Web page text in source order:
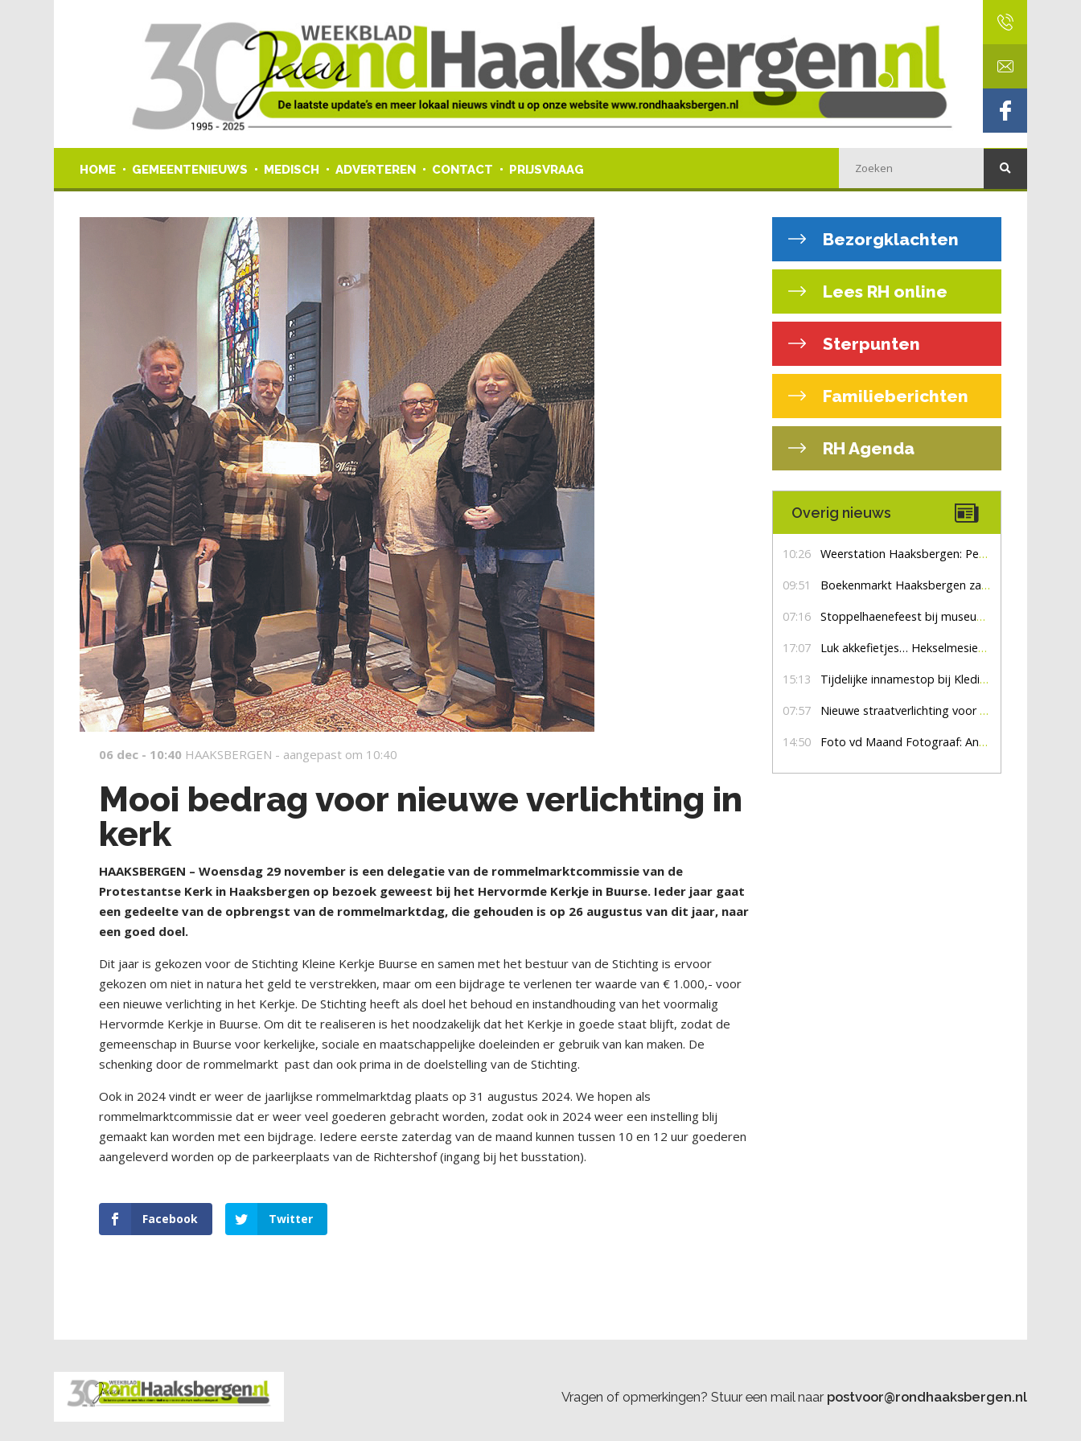
HOME GEMEENTENIEUWS MEDISCH ADVERTEREN CONTACT PRIJSVRAAG
06 dec - 10:40 HAAKSBERGEN - aangepast om 10:40
Mooi bedrag voor nieuwe verlichting in
kerk
HAAKSBERGEN – Woensdag 29 november is een delegatie van de rommelmarktcommissie van de
Protestantse Kerk in Haaksbergen op bezoek geweest bij het Hervormde Kerkje in Buurse. Ieder jaar gaat
een gedeelte van de opbrengst van de rommelmarktdag, die gehouden is op 26 augustus van dit jaar, naar
een goed doel.
Dit jaar is gekozen voor de Stichting Kleine Kerkje Buurse en samen met het bestuur van de Stichting is ervoor
gekozen om niet in natura het geld te verstrekken, maar om een bijdrage te verlenen ter waarde van € 1.000,- voor
een nieuwe verlichting in het Kerkje. De Stichting heeft als doel het behoud en instandhouding van het voormalig
Hervormde Kerkje in Buurse. Om dit te realiseren is het noodzakelijk dat het Kerkje in goede staat blijft, zodat de
gemeenschap in Buurse voor kerkelijke, sociale en maatschappelijke doeleinden er gebruik van kan maken. De
schenking door de rommelmarkt past dan ook prima in de doelstelling van de Stichting.
Ook in 2024 vindt er weer de jaarlijkse rommelmarktdag plaats op 31 augustus 2024. We hopen als
rommelmarktcommissie dat er weer veel goederen gebracht worden, zodat ook in 2024 weer een instelling blij
gemaakt kan worden met een bijdrage. Iedere eerste zaterdag van de maand kunnen tussen 10 en 12 uur goederen
aangeleverd worden op de parkeerplaats van de Richtershof (ingang bij het busstation).
Facebook Twitter
Bezorgklachten
Lees RH online
Sterpunten
Familieberichten
RH Agenda
Overig nieuws
10:26 Weerstation Haaksbergen: Perioden met zon en droog
09:51 Boekenmarkt Haaksbergen zaterdag 8 augustus, marktplein Haaksbergen
07:16 Stoppelhaenefeest bij museum De Lebbenbrugge
17:07 Luk akkefietjes… HekselmesienHarry
15:13 Tijdelijke innamestop bij Kledingbank Stefania
07:57 Nieuwe straatverlichting voor De Veldmaat en De Pas
14:50 Foto vd Maand Fotograaf: Anna Jalving
Vragen of opmerkingen? Stuur een mail naar postvoor@rondhaaksbergen.nl